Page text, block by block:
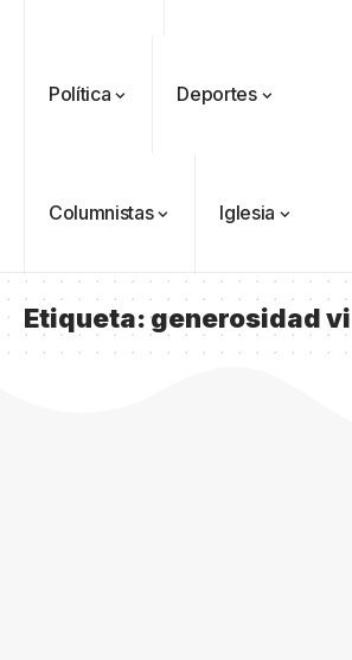
Política Deportes
Columnistas Iglesia
Etiqueta:generosidad